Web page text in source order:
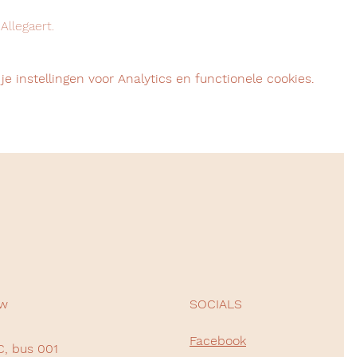
instellingen voor Analytics en functionele cookies.
bus 001
SOCIALS
Facebook